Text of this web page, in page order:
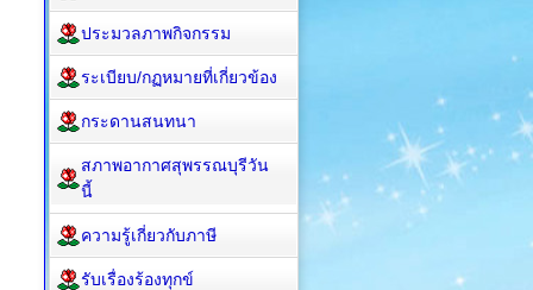
ประมวลภาพกิจกรรม
ระเบียบ/กฏหมายที่เกี่ยวข้อง
กระดานสนทนา
สภาพอากาศสุพรรณบุรีวัน
นี้
ความรู้เกี่ยวกับภาษี
รับเรื่องร้องทุกข์